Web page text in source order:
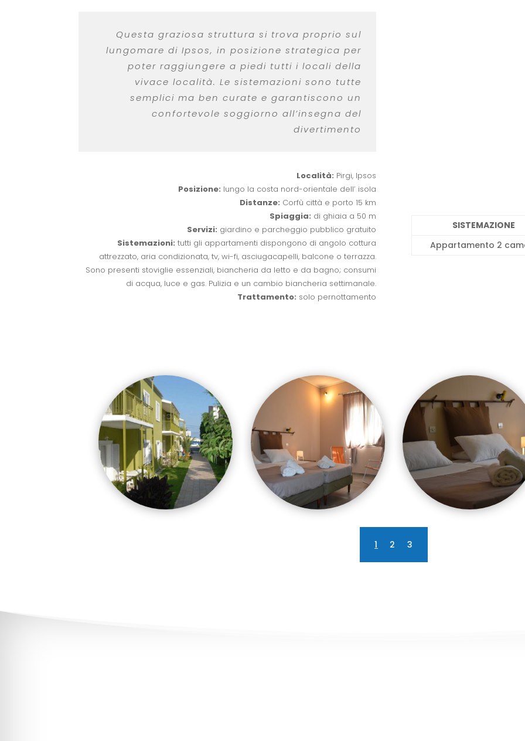
Questa graziosa struttura si trova proprio sul
lungomare di Ipsos, in posizione strategica per
poter raggiungere a piedi tutti i locali della
vivace località. Le sistemazioni sono tutte
semplici ma ben curate e garantiscono un
confortevole soggiorno all’insegna del
divertimento
Località: Pirgi, Ipsos
Posizione: lungo la costa nord-orientale dell’ isola
Distanze: Corfù città e porto 15 km
Spiaggia: di ghiaia a 50 m
Servizi: giardino e parcheggio pubblico gratuito
Sistemazioni: tutti gli appartamenti dispongono di angolo cottura
attrezzato, aria condizionata, tv, wi-fi, asciugacapelli, balcone o terrazza.
Sono presenti stoviglie essenziali, biancheria da letto e da bagno; consumi
di acqua, luce e gas. Pulizia e un cambio biancheria settimanale.
Trattamento: solo pernottamento
SISTEMAZIONE
Appartamento 2
1 2 3